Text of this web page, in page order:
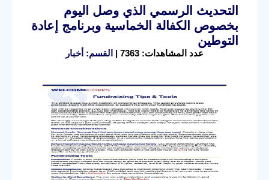
التحديث الرسمي الذي وصل اليوم
بخصوص الكفالة الخماسية وبرنامج إعادة
التوطين
عدد المشاهدات: 7363 | القسم: أخبار